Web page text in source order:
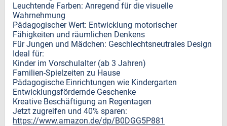
Leuchtende Farben: Anregend für die visuelle
Wahrnehmung
Pädagogischer Wert: Entwicklung motorischer
Fähigkeiten und räumlichen Denkens
Für Jungen und Mädchen: Geschlechtsneutrales Design
Ideal für:
Kinder im Vorschulalter (ab 3 Jahren)
Familien-Spielzeiten zu Hause
Pädagogische Einrichtungen wie Kindergarten
Entwicklungsfördernde Geschenke
Kreative Beschäftigung an Regentagen
Jetzt zugreifen und 40% sparen:
https://www.amazon.de/dp/B0DGG5P881